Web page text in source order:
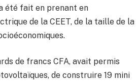
été fait en prenant en
de la CEET, de la taille de la
de francs CFA, avait permis
de construire 19 mini